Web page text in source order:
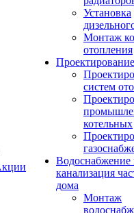
Установка
Монтаж
отопления
Проектирование
систем
котельных
Водоснабжение
канализация
дома
Монтаж